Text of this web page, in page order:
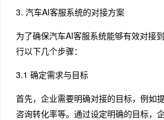
3. 汽车AI客服系统的对接方案
为了确保汽车AI客服系统能够有效对接
行以下几个步骤：
3.1 确定需求与目标
首先，企业需要明确对接的目标，例如
咨询转化率等。通过设定明确的目标，